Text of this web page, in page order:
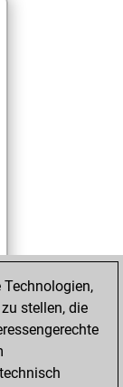
Technologien,
stellen, die